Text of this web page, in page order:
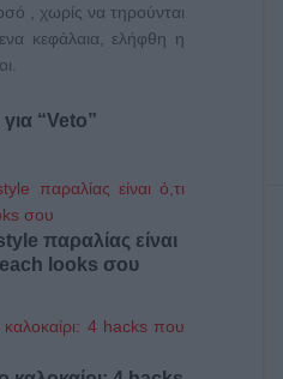
, χωρίς να τηρούνται
κεφάλαια, ελήφθη η
“Veto”
παραλίας είναι
looks σου